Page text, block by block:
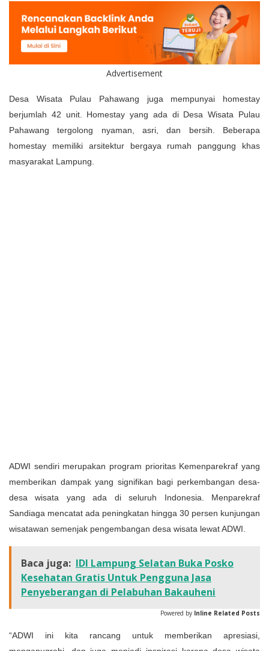
Advertisement
Desa Wisata Pulau Pahawang juga mempunyai homestay
berjumlah 42 unit. Homestay yang ada di Desa Wisata Pulau
Pahawang tergolong nyaman, asri, dan bersih. Beberapa
homestay memiliki arsitektur bergaya rumah panggung khas
masyarakat Lampung.
ADWI sendiri merupakan program prioritas Kemenparekraf yang
memberikan dampak yang signifikan bagi perkembangan desa-
desa wisata yang ada di seluruh Indonesia. Menparekraf
Sandiaga mencatat ada peningkatan hingga 30 persen kunjungan
wisatawan semenjak pengembangan desa wisata lewat ADWI.
Baca juga: IDI Lampung Selatan Buka Posko
Kesehatan Gratis Untuk Pengguna Jasa
Penyeberangan di Pelabuhan Bakauheni
Powered by Inline Related Posts
“ADWI ini kita rancang untuk memberikan apresiasi,